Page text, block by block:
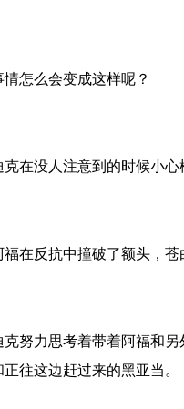
怎么会变成这样呢？
在没人注意到的时候小心
在反抗中撞破了额头，苍
努力思考着带着阿福和另
正往这边赶过来的黑亚当。